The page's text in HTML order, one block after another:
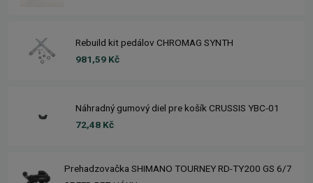
Rebuild kit pedálov CHROMAG SYNTH
981,59 Kč
Náhradný gumový diel pre košík CRUSSIS YBC-01
72,48 Kč
Prehadzovačka SHIMANO TOURNEY RD-TY200 GS 6/7